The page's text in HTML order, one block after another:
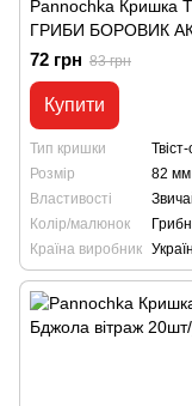
Pannochka Кришка
ГРИБИ БОРОВИК
72 грн 83 грн
Купити
Тип кришки
Розмір
82 мм
Властивості
Колір/малюнок
Країна виробник